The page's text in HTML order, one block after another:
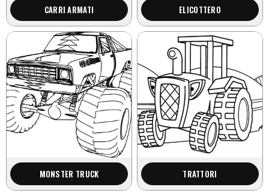
CARRI ARMATI ELICOTTERO
MONSTER TRUCK TRATTORI